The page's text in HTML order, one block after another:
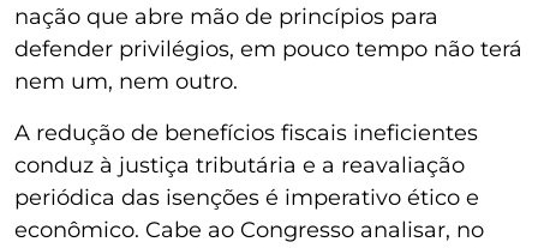
nação que abre mão de princípios para
defender privilégios, em pouco tempo não terá
nem um, nem outro.
A redução de benefícios fiscais ineficientes
conduz à justiça tributária e a reavaliação
periódica das isenções é imperativo ético e
econômico. Cabe ao Congresso analisar, no